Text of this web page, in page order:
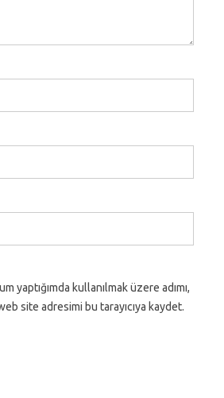
yaptığımda kullanılmak üzere adımı,
site adresimi bu tarayıcıya kaydet.